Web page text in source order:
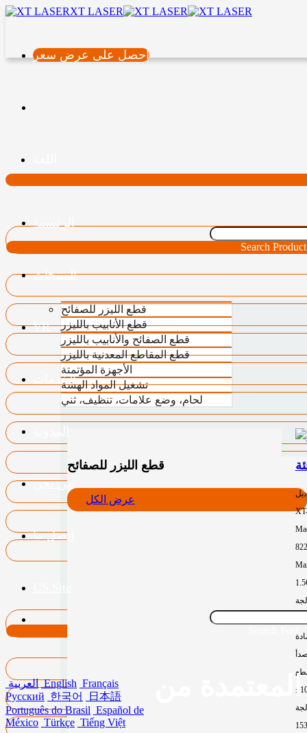
XT LASER
احصل على عرض سعر
الرئيسية
المنتجات
قطع الليزر للصفائح
قطع الأنابيب بالليزر
قطع الصفائح والأنابيب بالليزر
قطع المقاطع المعدنية بالليزر
الأجهزة المؤتمتة
تشغيل المواد الهشة
لحام، وضع علامات، تنظيف، ثني
قطع الليزر للصفائح
عرض الكل
VR
الخدمات
من نحن
اتصل بنا
العربية English Français
Русский 한국어
日本語
Português do Brasil Español de
México Türkçe Tiếng Việt
Search Product